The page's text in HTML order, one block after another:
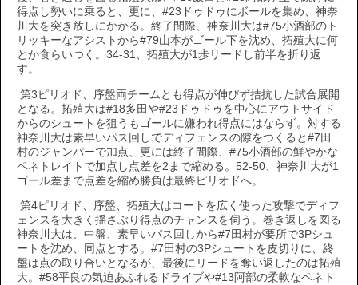
得点し勢いに乗ると、更に、#23ドゥドゥにボールを集め、神奈
川大を突き放しにかかる。終了間際、神奈川大は#75小酒部のト
リッキーなアシストから#79山本がゴール下を沈め、拓殖大に何
とか食らいつく。34-31、拓殖大が1歩リードし前半を折り返
す。
第3ピリオド、序盤両チームとも得点が伸びず拮抗した試合展開
となる。拓殖大は#18多田や#23ドゥドゥを中心にアウトサイド
からのシュートを狙うもゴールに嫌われ得点にはならず。対する
神奈川大は素早いパス回しでディフェンスの隙をつくると#7田
村のジャンパーで加点、更には終了間際、#75小酒部の鮮やかな
ペネトレイトで加点し点差を2まで縮める。52-50、神奈川大が1
ゴール差まで点差を縮め勝負は最終ピリオドへ。
第4ピリオド、序盤、拓殖大はコートを広く使った攻撃でディフ
ェンスを大きく揺さぶり得点のチャンスを伺う。巻き返しを図る
神奈川大は、中盤、素早いパス回しから#7田村が要所で3Pシュ
ートを沈め、同点とする。#7田村の3Pシュートを皮切りに、終
盤は点の取り合いとなるが、最後にリードを奪い返したのは拓殖
大。#58平良の気迫あふれるドライブや#13阿部の柔軟なペネト